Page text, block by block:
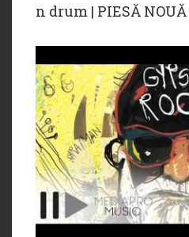
n drum | PIESĂ NOUĂ